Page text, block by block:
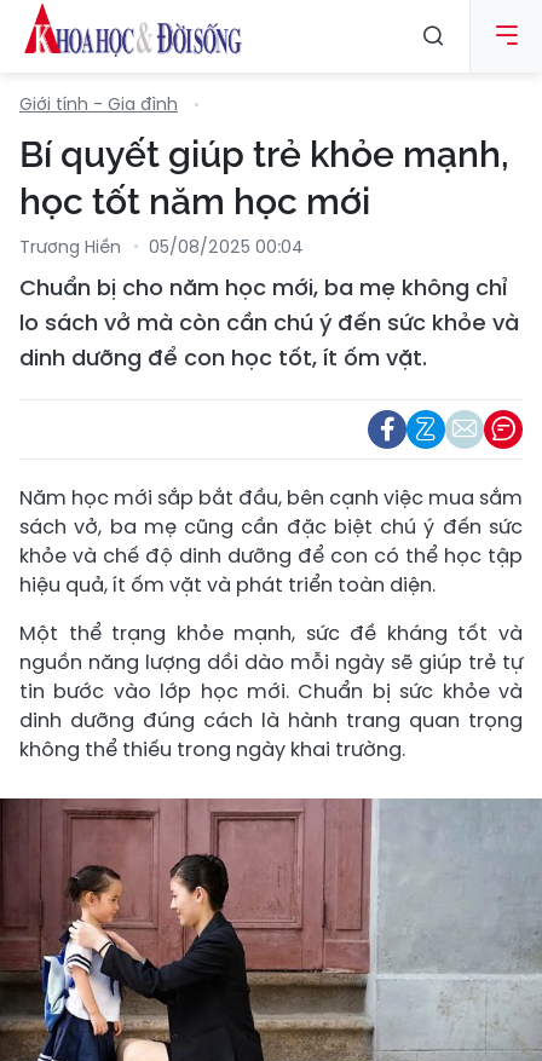
Giới tính - Gia đình
Bí quyết giúp trẻ khỏe mạnh,
học tốt năm học mới
Trương Hiền 05/08/2025 00:04
Chuẩn bị cho năm học mới, ba mẹ không chỉ
lo sách vở mà còn cần chú ý đến sức khỏe và
dinh dưỡng để con học tốt, ít ốm vặt.
Năm học mới sắp bắt đầu, bên cạnh việc mua sắm
sách vở, ba mẹ cũng cần đặc biệt chú ý đến sức
khỏe và chế độ dinh dưỡng để con có thể học tập
hiệu quả, ít ốm vặt và phát triển toàn diện.
Một thể trạng khỏe mạnh, sức đề kháng tốt và
nguồn năng lượng dồi dào mỗi ngày sẽ giúp trẻ tự
tin bước vào lớp học mới. Chuẩn bị sức khỏe và
dinh dưỡng đúng cách là hành trang quan trọng
không thể thiếu trong ngày khai trường.